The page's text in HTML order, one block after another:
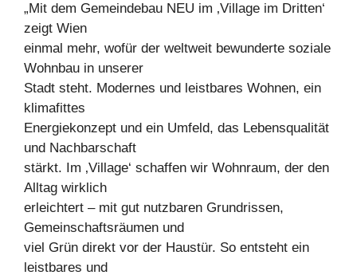
„Mit dem Gemeindebau NEU im ‚Village im Dritten‘
zeigt Wien
einmal mehr, wofür der weltweit bewunderte soziale
Wohnbau in unserer
Stadt steht. Modernes und leistbares Wohnen, ein
klimafittes
Energiekonzept und ein Umfeld, das Lebensqualität
und Nachbarschaft
stärkt. Im ‚Village‘ schaffen wir Wohnraum, der den
Alltag wirklich
erleichtert – mit gut nutzbaren Grundrissen,
Gemeinschaftsräumen und
viel Grün direkt vor der Haustür. So entsteht ein
leistbares und